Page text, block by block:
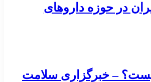
در حوزه داروهای
– خبرگزاری سلامت